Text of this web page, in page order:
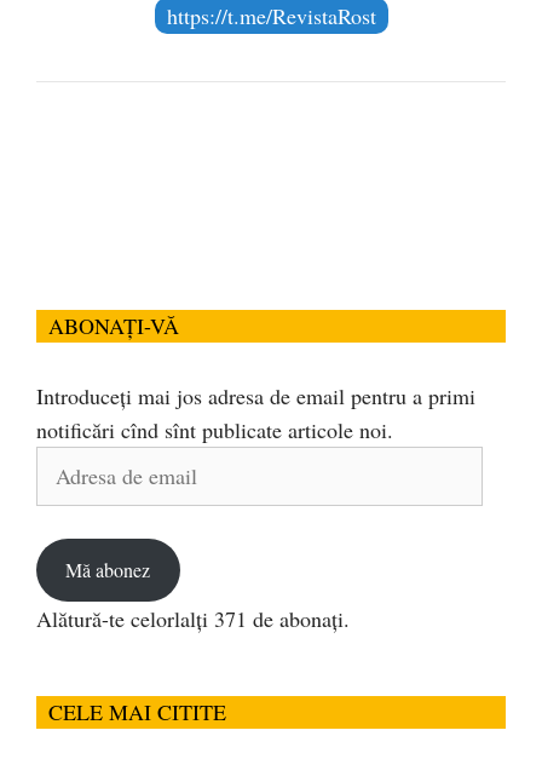
https://t.me/RevistaRost
ABONAȚI-VĂ
Introduceți mai jos adresa de email pentru a primi
notificări cînd sînt publicate articole noi.
Adresa
Mă abonez
Alătură-te celorlalți 371 de abonați.
CELE MAI CITITE